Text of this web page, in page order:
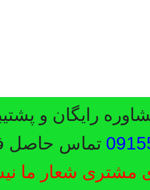
رایگان و
تماس حاصل
درصدی مشتری شعار